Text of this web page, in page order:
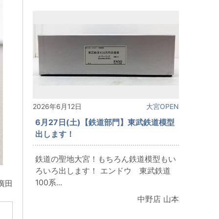
田
2026年6月12日 大宮OPEN
6月27日(土)【鉄道部門】東武鉄道模型
出します！
鉄道の聖地大宮！もちろん鉄道模型もい
ろいろ出します！ エンドウ 東武鉄道
100系...
中野店 山本